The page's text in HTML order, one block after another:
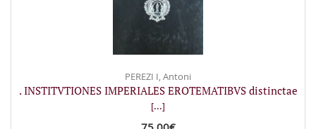
PEREZI I, Antoni
. INSTITVTIONES IMPERIALES EROTEMATIBVS distinctae
[...]